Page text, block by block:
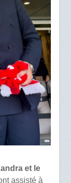
et le
assisté à